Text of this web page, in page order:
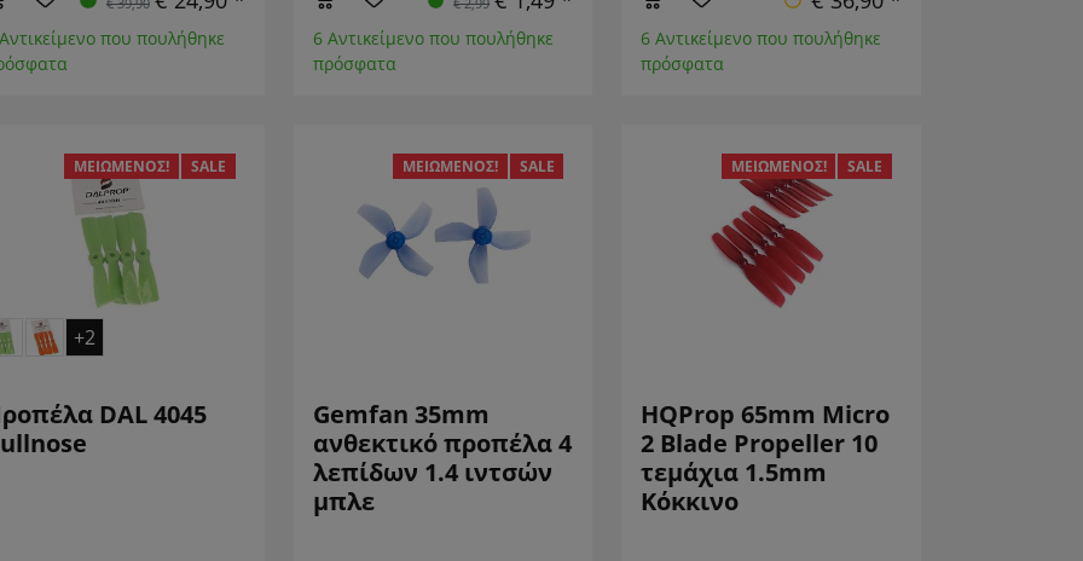
που πουλήθηκε
6 Αντικείμενο που πουλήθηκε
πρόσφατα
6 Αντικείμενο που πουλήθηκε
πρόσφατα
ΜΕΙΩΜΈΝΟΣ! SALE
+2
DAL 4045
ΜΕΙΩΜΈΝΟΣ! SALE
Gemfan 35mm
ανθεκτικό προπέλα 4
λεπίδων 1.4 ιντσών
μπλε
ΜΕΙΩΜΈΝΟΣ! SALE
HQProp 65mm Micro
2 Blade Propeller 10
τεμάχια 1.5mm
Κόκκινο